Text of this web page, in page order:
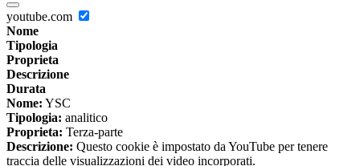
youtube.com
Nome
Tipologia
Proprieta
Descrizione
Durata
Nome: YSC
Tipologia: analitico
Proprieta: Terza-parte
Descrizione: Questo cookie è impostato da YouTube per tenere
traccia delle visualizzazioni dei video incorporati.